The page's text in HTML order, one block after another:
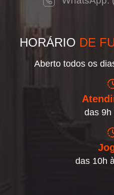
HORÁRIO DE
Aberto todos os
das 9h
das 10h